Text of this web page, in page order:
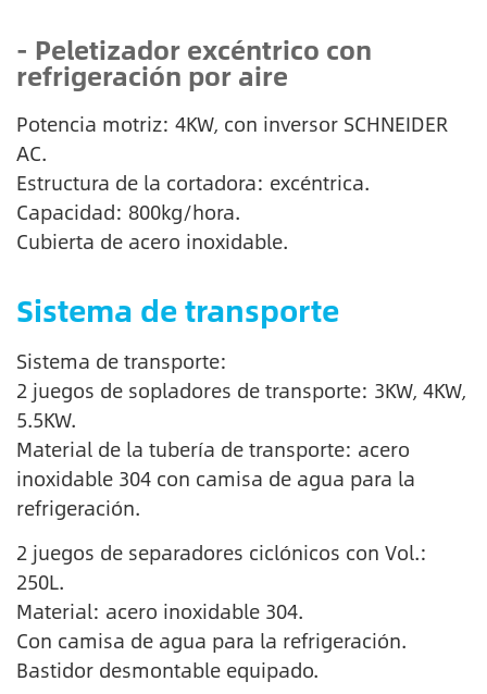
- Peletizador excéntrico con
refrigeración por aire
Potencia motriz: 4KW, con inversor SCHNEIDER
AC.
Estructura de la cortadora: excéntrica.
Capacidad: 800kg/hora.
Cubierta de acero inoxidable.
Sistema de transporte
Sistema de transporte:
2 juegos de sopladores de transporte: 3KW, 4KW,
5.5KW.
Material de la tubería de transporte: acero
inoxidable 304 con camisa de agua para la
refrigeración.
2 juegos de separadores ciclónicos con Vol.:
250L.
Material: acero inoxidable 304.
Con camisa de agua para la refrigeración.
Bastidor desmontable equipado.